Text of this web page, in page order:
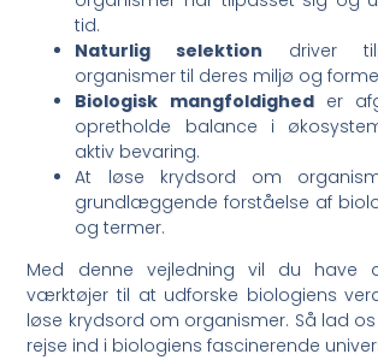
tid.
Naturlig selektion driver
organismer til deres miljø og
Biologisk mangfoldigheder
opretholde balance i
aktiv bevaring.
At løse krydsord om
grundlæggende forståelse af
og termer.
Med denne vejledning vil du have
værktøjer til at udforske biologiens
løse krydsord om organismer. Så lad
rejse ind i biologiens fascinerende